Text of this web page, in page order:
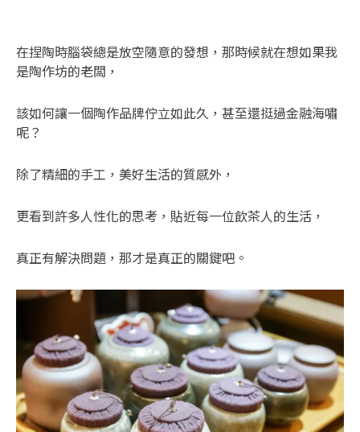
在捏陶時腦袋總是放空隨意的發想，那時候就在想如果我
是陶作坊的老闆，
該如何讓一個陶作品牌佇立如此久，甚至還挺過金融海嘯
呢？
除了精細的手工，美好生活的質感外，
更看到許多人性化的思考，貼近每一位飲茶人的生活，
真正有解決問題，那才是真正的關鍵吧。